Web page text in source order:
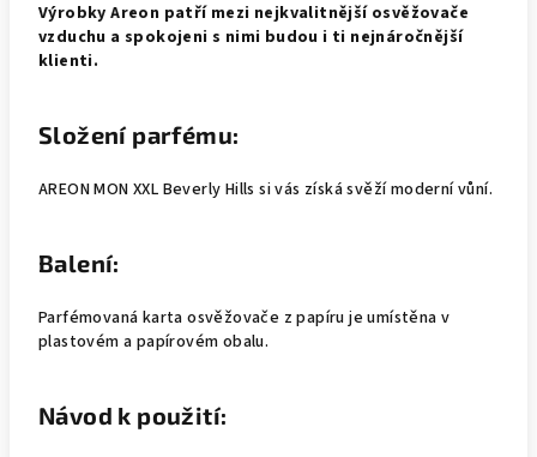
Výrobky Areon patří mezi nejkvalitnější osvěžovače
vzduchu a spokojeni s nimi budou i ti nejnáročnější
klienti.
Složení parfému:
AREON MON XXL Beverly Hills si vás získá svěží moderní vůní.
Balení:
Parfémovaná karta osvěžovače z papíru je umístěna v
plastovém a papírovém obalu.
Návod k použití: